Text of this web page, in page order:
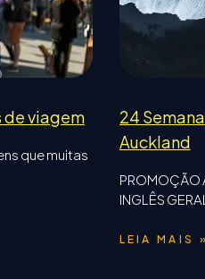
de viagem
que muitas
24
Auckland
PROMOÇÃO
INGLÊS
LEIA MAIS »